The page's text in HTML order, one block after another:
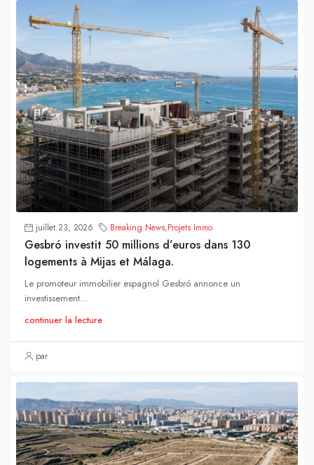
juillet 23, 2026 Breaking News,Projets Immo
Gesbró investit 50 millions d’euros dans 130
logements à Mijas et Málaga.
Le promoteur immobilier espagnol Gesbró annonce un
investissement...
continuer la lecture
par